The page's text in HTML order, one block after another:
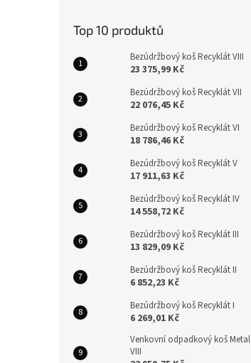
Top 10 produktů
Bezúdržbový koš Recyklát VIII
23 375,99 Kč
Bezúdržbový koš Recyklát VII
22 076,45 Kč
Bezúdržbový koš Recyklát VI
18 786,46 Kč
Bezúdržbový koš Recyklát V
17 911,63 Kč
Bezúdržbový koš Recyklát IV
14 558,72 Kč
Bezúdržbový koš Recyklát III
13 829,09 Kč
Bezúdržbový koš Recyklát II
6 852,23 Kč
Bezúdržbový koš Recyklát I
6 269,01 Kč
Venkovní odpadkový koš Metal
VIII